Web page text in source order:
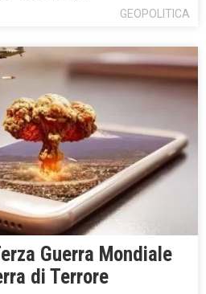
GEOPOLITICA
Guerra Mondiale
di Terrore